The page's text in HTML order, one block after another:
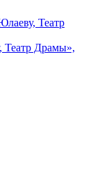
Театр Драмы»,